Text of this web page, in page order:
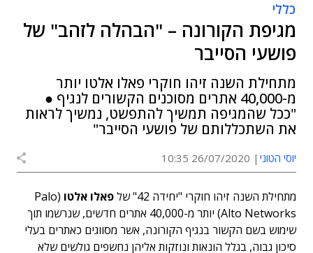
כללי
מגיפת הקורונה – "הבהלה לזהב" של
פושעי הסייבר
מתחילת השנה זיהו חוקרי פאלו אלטו יותר
מ-40,000 אתרים מסוכנים הקשורים לנגיף ●
"ככל שהמגיפה תמשיך להתפשט, נמשיך לראות
את השתכללותם של פושעי הסייבר"
יוסי הטוני 26/07/2020 10:35
מתחילת השנה זיהו חוקרי "יחידה 42" של פאלו אלטו (Palo
Alto Networks) יותר מ-40,000 אתרים חדשים, שנרשמו תוך
שימוש בשם הקשור בנגיף הקורונה, אשר מסווגים כאתרים בעלי
סיכון גבוה, בגלל הונאות ונוזקות אליהן נחשפים גולשים שלא